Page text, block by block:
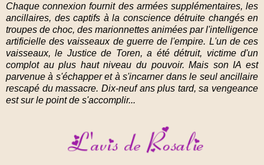
Chaque connexion fournit des armées supplémentaires, les
ancillaires, des captifs à la conscience détruite changés en
troupes de choc, des marionnettes animées par l'intelligence
artificielle des vaisseaux de guerre de l'empire. L'un de ces
vaisseaux, le Justice de Toren, a été détruit, victime d'un
complot au plus haut niveau du pouvoir. Mais son IA est
parvenue à s'échapper et à s'incarner dans le seul ancillaire
rescapé du massacre. Dix-neuf ans plus tard, sa vengeance
est sur le point de s'accomplir...